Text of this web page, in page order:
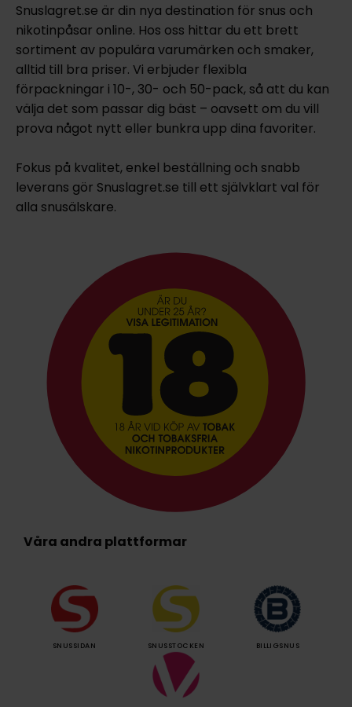
Snuslagret.se är din nya destination för snus och
nikotinpåsar online. Hos oss hittar du ett brett
sortiment av populära varumärken och smaker,
alltid till bra priser. Vi erbjuder flexibla
förpackningar i 10-, 30- och 50-pack, så att du kan
välja det som passar dig bäst – oavsett om du vill
prova något nytt eller bunkra upp dina favoriter.
Fokus på kvalitet, enkel beställning och snabb
leverans gör Snuslagret.se till ett självklart val för
alla snusälskare.
Våra andra plattformar
SNUSSIDAN SNUSSTOCKEN BILLIGSNUS